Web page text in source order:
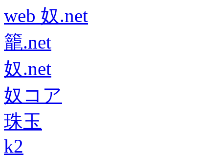
web 奴.net
籠.net
奴.net
奴コア
珠玉
k2